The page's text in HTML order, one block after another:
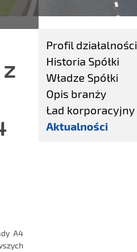
A4
Profil działalności
Historia Spółki
Władze Spółki
Opis branży
Ład korporacyjny
Aktualności